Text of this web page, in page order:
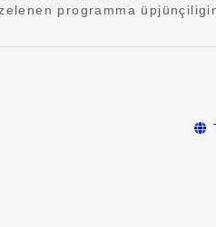
programma